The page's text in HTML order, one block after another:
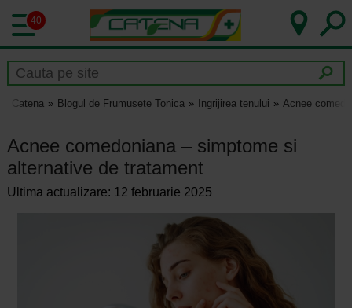
40
Catena Blogul de Frumusete Tonica Ingrijirea tenului Acnee
Acnee comedoniana – simptome si
alternative de tratament
Ultima actualizare: 12 februarie 2025